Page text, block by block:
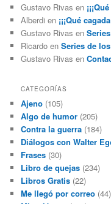
Gustavo Rivas en
Alberdi en ¡¡¡Qué
Gustavo Rivas en
Ricardo enSeries de los
Gustavo Rivas en
CATEGORÍAS
Ajeno (105)
Algo de humor (205)
Contra la guerra (184)
Diálogos con Walter
Frases (30)
Libro de quejas (234)
Libros Gratis (22)
Me llegó por correo (44)